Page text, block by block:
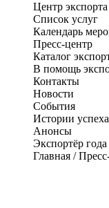
Центр экспорта
Список услуг
Календарь
Пресс-центр
Каталог
В помощь
Контакты
Новости
События
Истории успеха
Анонсы
Экспортёр года
Главная /